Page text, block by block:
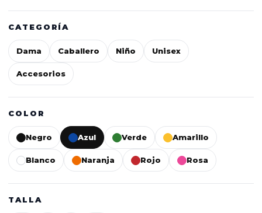
CATEGORÍA
Dama Caballero Niño Unisex
Accesorios
COLOR
Negro Azul Verde Amarillo
Blanco Naranja Rojo Rosa
TALLA